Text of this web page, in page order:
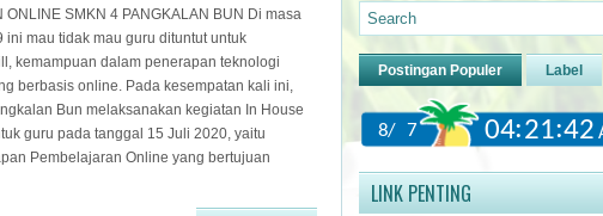
ONLINE SMKN 4 PANGKALAN BUN Di masa
ini mau tidak mau guru dituntut untuk
kemampuan dalam penerapan teknologi
berbasis online. Pada kesempatan kali ini,
Bun melaksanakan kegiatan In House
guru pada tanggal 15 Juli 2020, yaitu
Pembelajaran Online yang bertujuan
Postingan Populer Label
LINK PENTING